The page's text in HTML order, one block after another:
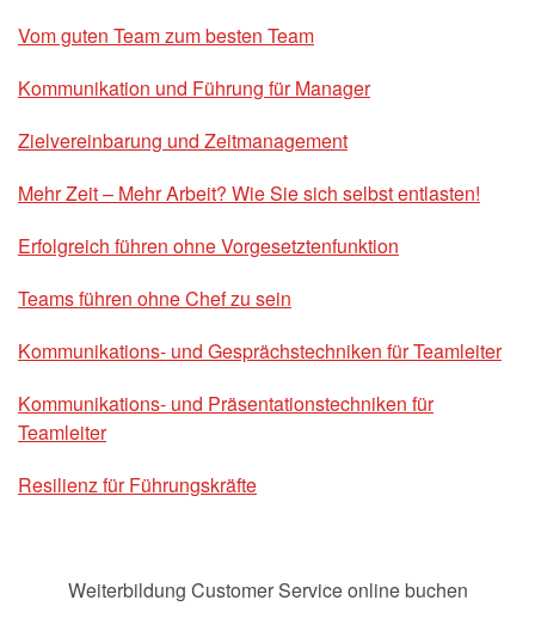
Vom guten Team zum besten Team
Kommunikation und Führung für Manager
Zielvereinbarung und Zeitmanagement
Mehr Zeit – Mehr Arbeit? Wie Sie sich selbst entlasten!
Erfolgreich führen ohne Vorgesetztenfunktion
Teams führen ohne Chef zu sein
Kommunikations- und Gesprächstechniken für Teamleiter
Kommunikations- und Präsentationstechniken für
Teamleiter
Resilienz für Führungskräfte
Weiterbildung Customer Service online buchen